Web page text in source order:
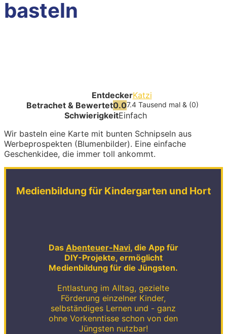
basteln
EntdeckerKatzi
Betrachet & Bewertet0.07.4 Tausend mal & (0)
SchwierigkeitEinfach
Wir basteln eine Karte mit bunten Schnipseln aus
Werbeprospekten (Blumenbilder). Eine einfache
Geschenkidee, die immer toll ankommt.
Medienbildung für Kindergarten und Hort
Das Abenteuer-Navi, die App für
DIY-Projekte, ermöglicht
Medienbildung für die Jüngsten.
Entlastung im Alltag, gezielte
Förderung einzelner Kinder,
selbständiges Lernen und - ganz
ohne Vorkenntisse schon von den
Jüngsten nutzbar!